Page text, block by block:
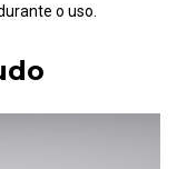
o uso.